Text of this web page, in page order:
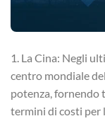
1. La Cina: Negli
centro mondiale
potenza, fornendo
termini di costi per